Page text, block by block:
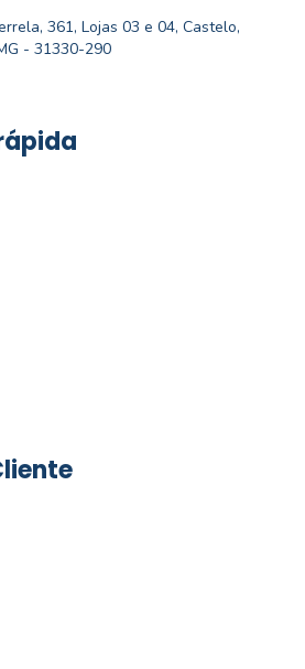
361, Lojas 03 e 04, Castelo,
- 31330-290